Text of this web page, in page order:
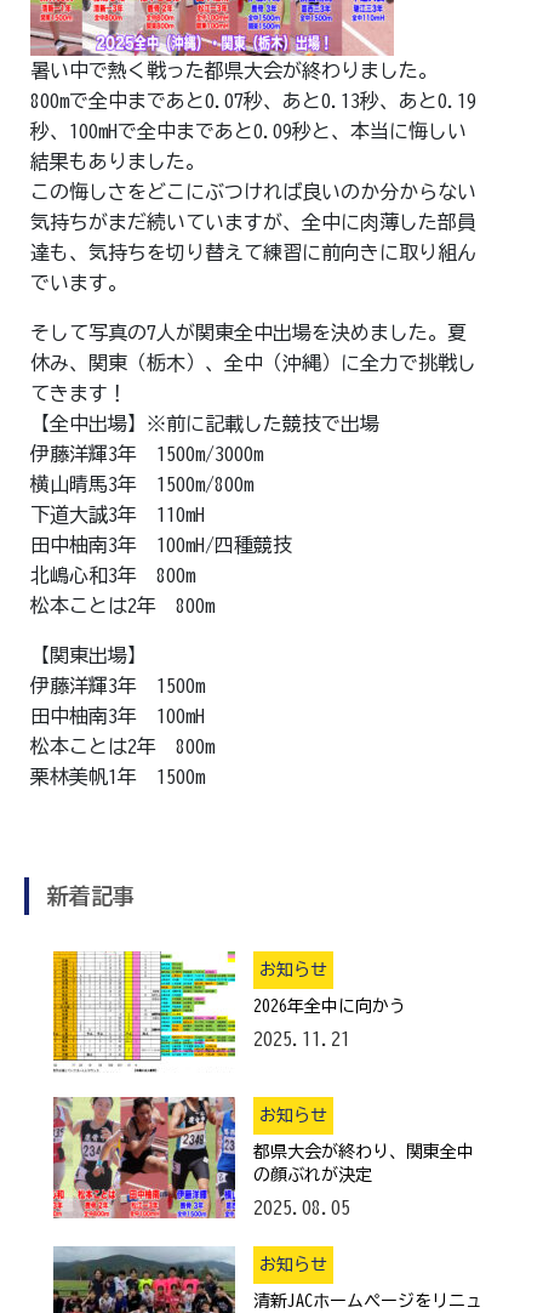
暑い中で熱く戦った都県大会が終わりました。
800mで全中まであと0.07秒、あと0.13秒、あと0.19
秒、100mHで全中まであと0.09秒と、本当に悔しい
結果もありました。
この悔しさをどこにぶつければ良いのか分からない
気持ちがまだ続いていますが、全中に肉薄した部員
達も、気持ちを切り替えて練習に前向きに取り組ん
でいます。
そして写真の7人が関東全中出場を決めました。夏
休み、関東（栃木）、全中（沖縄）に全力で挑戦し
てきます！
【全中出場】※前に記載した競技で出場
伊藤洋輝3年 1500m/3000m
横山晴馬3年 1500m/800m
下道大誠3年 110mH
田中柚南3年 100mH/四種競技
北嶋心和3年 800m
松本ことは2年 800m
【関東出場】
伊藤洋輝3年 1500m
田中柚南3年 100mH
松本ことは2年 800m
栗林美帆1年 1500m
新着記事
お知らせ
2026年全中に向かう
2025.11.21
お知らせ
都県大会が終わり、関東全中
の顔ぶれが決定
2025.08.05
お知らせ
清新JACホームページをリニュ